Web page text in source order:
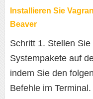
Installieren Sie
Beaver
Schritt 1. Stellen
Systempakete auf
indem Sie den
Befehle im Terminal.